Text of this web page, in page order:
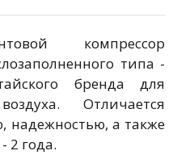
компрессор
типа -
бренда для
Отличается
надежностью, а также
2 года.